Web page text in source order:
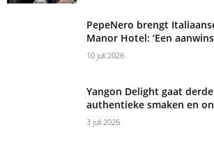
PepeNero brengt
Manor Hotel: ‘Een
10 juli 2026
Yangon Delight gaat
authentieke smaken en
3 juli 2026